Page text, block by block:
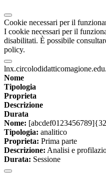
Cookie necessari per il
I cookie necessari per il
disabilitati. È possibile
policy.
Nome
Tipologia
Proprieta
Descrizione
Durata
Nome:
Tipologia: analitico
Proprieta: Prima parte
Descrizione: Analisi e
Durata: Sessione